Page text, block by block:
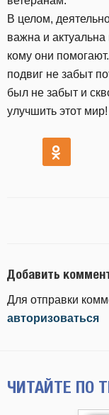
В целом,
важна и актуальна
кому они
подвиг не забыт
был не забыт и
улучшить этот мир!
Добавить
Для отправки
авторизоваться
ЧИТАЙТЕ ПО